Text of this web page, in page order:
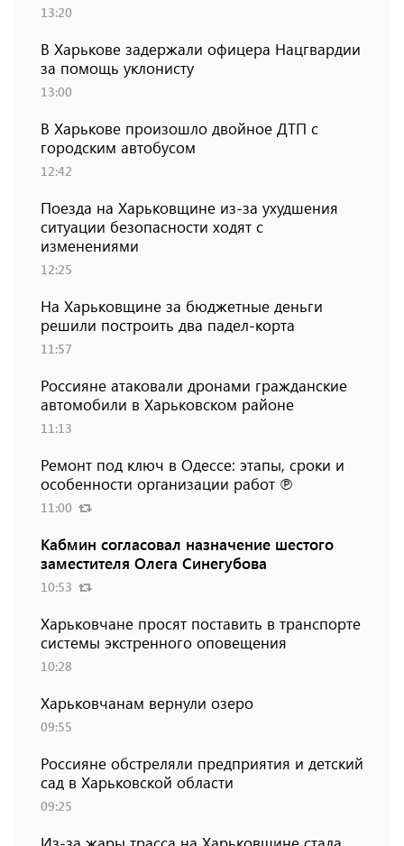
13:20
В Харькове задержали офицера Нацгвардии
за помощь уклонисту
13:00
В Харькове произошло двойное ДТП с
городским автобусом
12:42
Поезда на Харьковщине из-за ухудшения
ситуации безопасности ходят с
изменениями
12:25
На Харьковщине за бюджетные деньги
решили построить два падел-корта
11:57
Россияне атаковали дронами гражданские
автомобили в Харьковском районе
11:13
Ремонт под ключ в Одессе: этапы, сроки и
особенности организации работ ℗
11:00
Кабмин согласовал назначение шестого
заместителя Олега Синегубова
10:53
Харьковчане просят поставить в транспорте
системы экстренного оповещения
10:28
Харьковчанам вернули озеро
09:55
Россияне обстреляли предприятия и детский
сад в Харьковской области
09:25